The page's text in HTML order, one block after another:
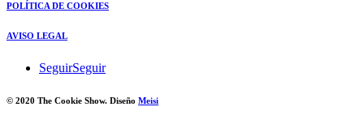
POLÍTICA DE COOKIES
AVISO LEGAL
SeguirSeguir
© 2020 The Cookie Show. Diseño Meisi